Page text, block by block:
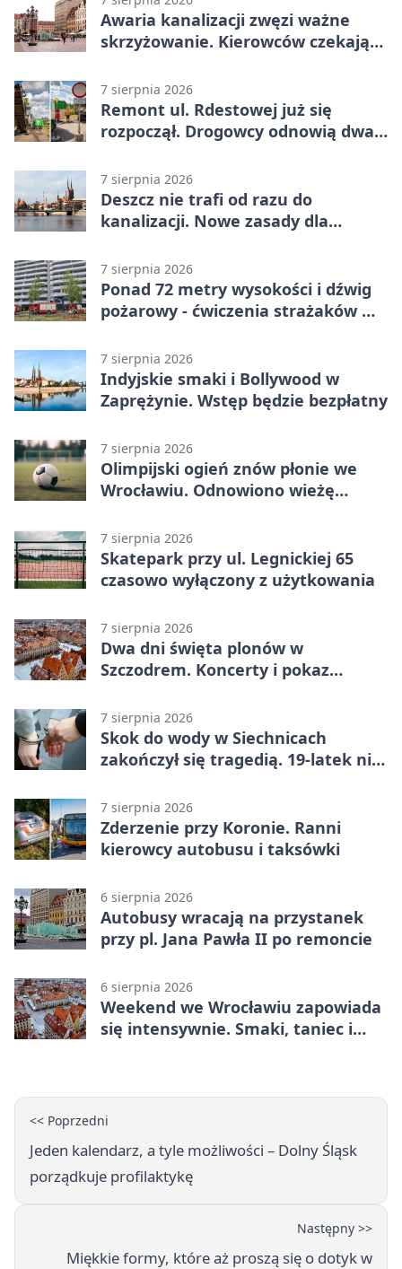
Awaria kanalizacji zwęzi ważne
skrzyżowanie. Kierowców czekają
7 sierpnia 2026
Remont ul. Rdestowej już się
rozpoczął. Drogowcy odnowią dwa
7 sierpnia 2026
Deszcz nie trafi od razu do
kanalizacji. Nowe zasady dla
7 sierpnia 2026
Ponad 72 metry wysokości i dźwig
pożarowy - ćwiczenia strażaków we
7 sierpnia 2026
Indyjskie smaki i Bollywood w
Zaprężynie. Wstęp będzie bezpłatny
7 sierpnia 2026
Olimpijski ogień znów płonie we
Wrocławiu. Odnowiono wieżę
7 sierpnia 2026
Skatepark przy ul. Legnickiej 65
czasowo wyłączony z użytkowania
7 sierpnia 2026
Dwa dni święta plonów w
Szczodrem. Koncerty i pokaz
7 sierpnia 2026
Skok do wody w Siechnicach
zakończył się tragedią. 19-latek nie
7 sierpnia 2026
Zderzenie przy Koronie. Ranni
kierowcy autobusu i taksówki
6 sierpnia 2026
Autobusy wracają na przystanek
przy pl. Jana Pawła II po remoncie
6 sierpnia 2026
Weekend we Wrocławiu zapowiada
się intensywnie. Smaki, taniec i
<< Poprzedni
Jeden kalendarz, a tyle możliwości – Dolny Śląsk
porządkuje profilaktykę
Następny >>
Miękkie formy, które aż proszą się o dotyk w